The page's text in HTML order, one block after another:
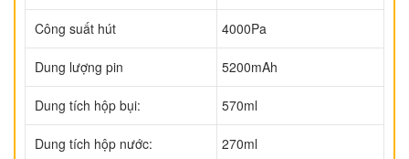
Công suất hút 4000Pa
Dung lượng pin 5200mAh
Dung tích hộp bụi: 570ml
Dung tích hộp nước: 270ml